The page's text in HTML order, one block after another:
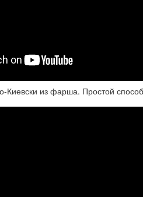
Киевски из фарша. Простой